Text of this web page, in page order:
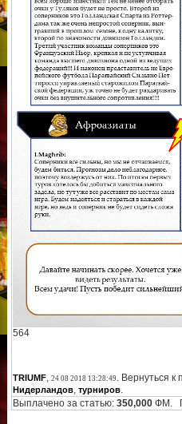
564
TRIUMF, 24 08 2018 13:28:49 . Вернуться к
Нидерландов, турниров.
Выплачено за статью: 350,000ФМ.